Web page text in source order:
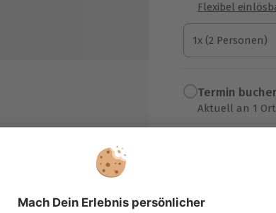
Flexibel
1x (2 Personen)
1x (2 Personen)
1x (2 Personen)
Termin
Aktuell an 1
Wähle im
Zelt auf dem